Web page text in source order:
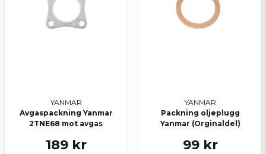
YANMAR
Avgaspackning Yanmar
2TNE68 mot avgas
189 kr
YANMAR
Packning oljeplugg
Yanmar (Orginaldel)
99 kr